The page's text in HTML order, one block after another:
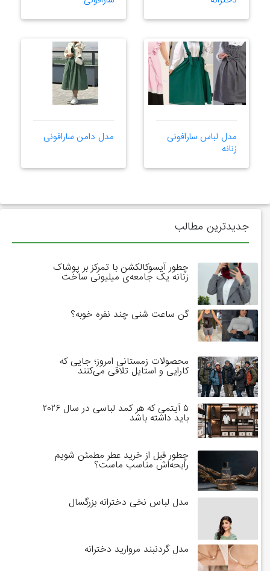
مدل لباس سارافونی
زنانه
مدل دامن سارافونی
جدیدترین مطالب
چطور آیسوکالکشن با تمرکز بر پوشاک
زنانه یک جامعه‌ی میلیونی ساخت
گن ساعت شنی چند نفره خوبه؟
محصولات زمستانی امروز؛ جایی که
کارایی و استایل تلاقی می‌کنند
۵ آیتمی که هر کمد لباسی در سال ۲۰۲۶
باید داشته باشد
چطور قبل از خرید عطر مطمئن شویم
رایحه‌اش مناسب ماست؟
مدل لباس نخی دخترانه بزرگسال
مدل گردنبند مروارید دخترانه